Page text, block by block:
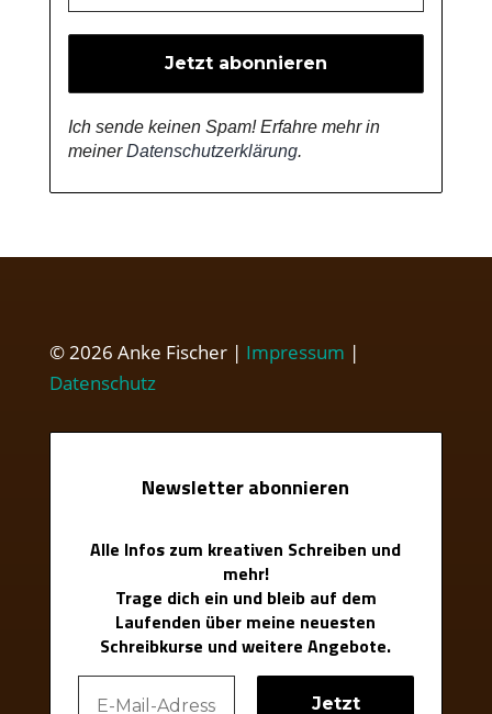
Ich sende keinen Spam! Erfahre mehr in
meinerDatenschutzerklärung.
© 2026 Anke Fischer | Impressum |
Datenschutz
Newsletter abonnieren
Alle Infos zum kreativen Schreiben und
mehr!
Trage dich ein und bleib auf dem
Laufenden über meine neuesten
Schreibkurse und weitere Angebote.